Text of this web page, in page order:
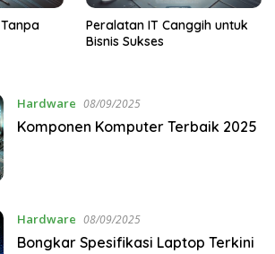
Peralatan IT Canggih untuk
Bisnis Sukses
Hardware 08/09/2025
Komponen Komputer Terbaik 2025
Hardware 08/09/2025
Bongkar Spesifikasi Laptop Terkini